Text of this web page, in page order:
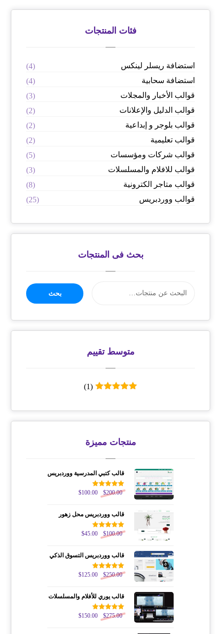
فئات المنتجات
استضافة ريسلر لينكس
(4)
استضافة سحابية
(4)
قوالب الأخبار والمجلات
(3)
قوالب الدليل والإعلانات
(2)
قوالب بلوجر و إبداعية
(2)
قوالب تعليمية
(2)
قوالب شركات ومؤسسات
(5)
قوالب للافلام والمسلسلات
(3)
قوالب متاجر الكترونية
(8)
قوالب ووردبريس
(25)
بحث فى المنتجات
بحث
متوسط ​​تقييم
(1)
منتجات مميزة
قالب كتبي المدرسية ووردبريس
تم التقييم
من 5
$200.00
$100.00
قالب ووردبريس محل زهور
تم التقييم
من 5
$100.00
$45.00
قالب ووردبريس التسوق الذكي
تم التقييم
من 5
$250.00
$125.00
قالب يوري للأفلام والمسلسلات
تم التقييم
من 5
$275.00
$150.00